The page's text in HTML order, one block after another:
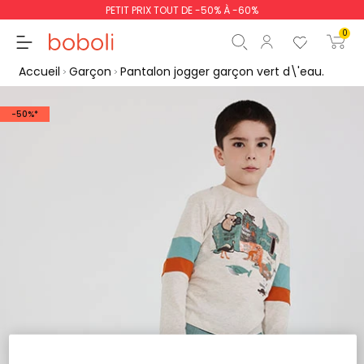
PETIT PRIX TOUT DE -50% À -60%
0
Commencer la
Accueil Garçon Pantalon jogger garçon vert d\'eau.
-50%*